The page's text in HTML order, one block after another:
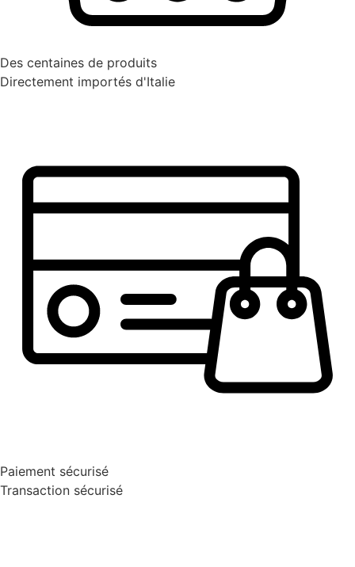
Des centaines de produits
Directement importés d'Italie
Paiement sécurisé
Transaction sécurisé